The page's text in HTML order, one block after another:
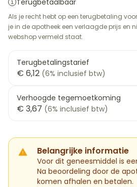
Terugbetaalbaar
Als je recht hebt op een terugbetaling
je in de apotheek een verlaagde prijs en
webshop vermeld staat.
Terugbetalingstarief
€ 6,12 (6% inclusief btw)
Verhoogde tegemoetkoming
€ 3,67 (6% inclusief btw)
Belangrijke informatie
Voor dit geneesmiddel is
Na beoordeling door de
komen afhalen en betalen.